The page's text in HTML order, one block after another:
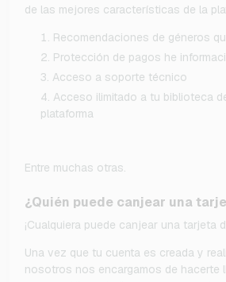
de las mejores características de la
Recomendaciones de géneros
Protección de pagos he
Acceso a soporte técnico
Acceso ilimitado a tu biblioteca
plataforma
Entre muchas otras.
¿Quién puede canjear una
¡Cualquiera puede canjear una tarjeta
Una vez que tu cuenta es creada y
nosotros nos encargamos de hacerte